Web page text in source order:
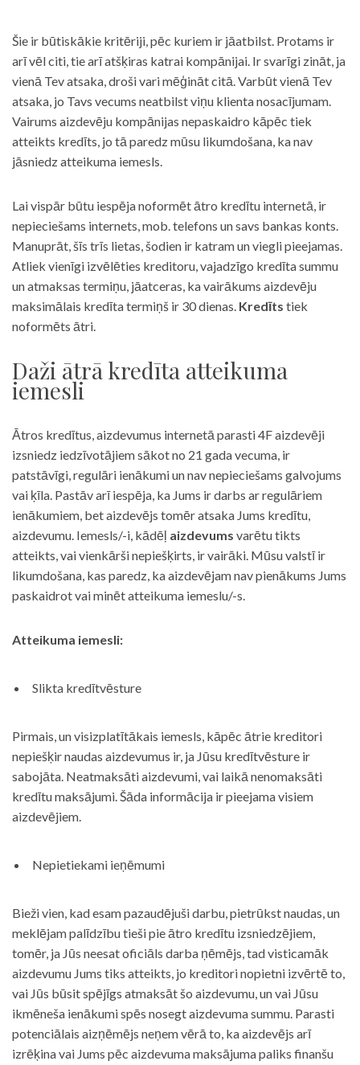
Šie ir būtiskākie kritēriji, pēc kuriem ir jāatbilst. Protams ir
arī vēl citi, tie arī atšķiras katrai kompānijai. Ir svarīgi zināt, ja
vienā Tev atsaka, droši vari mēģināt citā. Varbūt vienā Tev
atsaka, jo Tavs vecums neatbilst viņu klienta nosacījumam.
Vairums aizdevēju kompānijas nepaskaidro kāpēc tiek
atteikts kredīts, jo tā paredz mūsu likumdošana, ka nav
jāsniedz atteikuma iemesls.
Lai vispār būtu iespēja noformēt ātro kredītu internetā, ir
nepieciešams internets, mob. telefons un savs bankas konts.
Manuprāt, šīs trīs lietas, šodien ir katram un viegli pieejamas.
Atliek vienīgi izvēlēties kreditoru, vajadzīgo kredīta summu
un atmaksas termiņu, jāatceras, ka vairākums aizdevēju
maksimālais kredīta termiņš ir 30 dienas. Kredīts tiek
noformēts ātri.
Daži ātrā kredīta atteikuma
iemesli
Ātros kredītus, aizdevumus internetā parasti 4F aizdevēji
izsniedz iedzīvotājiem sākot no 21 gada vecuma, ir
patstāvīgi, regulāri ienākumi un nav nepieciešams galvojums
vai ķīla. Pastāv arī iespēja, ka Jums ir darbs ar regulāriem
ienākumiem, bet aizdevējs tomēr atsaka Jums kredītu,
aizdevumu. Iemesls/-i, kādēļ aizdevums varētu tikts
atteikts, vai vienkārši nepiešķirts, ir vairāki. Mūsu valstī ir
likumdošana, kas paredz, ka aizdevējam nav pienākums Jums
paskaidrot vai minēt atteikuma iemeslu/-s.
Atteikuma iemesli:
Slikta kredītvēsture
Pirmais, un visizplatītākais iemesls, kāpēc ātrie kreditori
nepiešķir naudas aizdevumus ir, ja Jūsu kredītvēsture ir
sabojāta. Neatmaksāti aizdevumi, vai laikā nenomaksāti
kredītu maksājumi. Šāda informācija ir pieejama visiem
aizdevējiem.
Nepietiekami ieņēmumi
Bieži vien, kad esam pazaudējuši darbu, pietrūkst naudas, un
meklējam palīdzību tieši pie ātro kredītu izsniedzējiem,
tomēr, ja Jūs neesat oficiāls darba ņēmējs, tad visticamāk
aizdevumu Jums tiks atteikts, jo kreditori nopietni izvērtē to,
vai Jūs būsit spējīgs atmaksāt šo aizdevumu, un vai Jūsu
ikmēneša ienākumi spēs nosegt aizdevuma summu. Parasti
potenciālais aizņēmējs neņem vērā to, ka aizdevējs arī
izrēķina vai Jums pēc aizdevuma maksājuma paliks finanšu